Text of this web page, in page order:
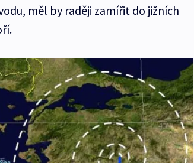
měl by raději zamířit do jižních